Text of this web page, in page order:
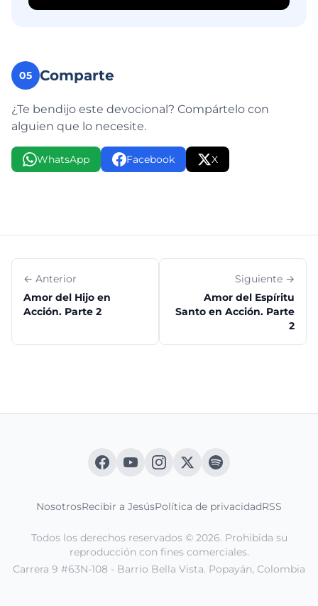
05 Comparte
¿Te bendijo este devocional? Compártelo con
alguien que lo necesite.
WhatsApp Facebook X
← Anterior
Amor del Hijo en
Acción. Parte 2
Siguiente →
Amor del Espíritu
Santo en Acción. Parte
2
NosotrosRecibir a JesúsPolítica de privacidadRSS
Todos los derechos reservados © 2026. Prohibida su
reproducción con fines comerciales.
Carrera 9 #63N-108 - Barrio Bella Vista. Popayán, Colombia